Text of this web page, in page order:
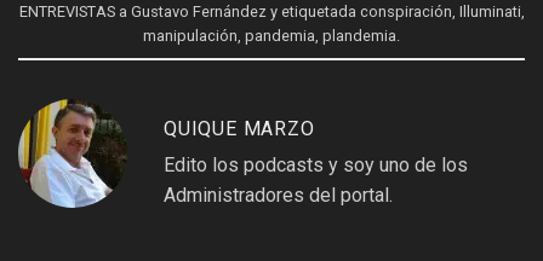
ENTREVISTAS a Gustavo Fernández y etiquetada conspiración Illuminati
manipulación pandemia plandemia
QUIQUE MARZO
Edito los podcasts y soy uno de los
Administradores del portal.